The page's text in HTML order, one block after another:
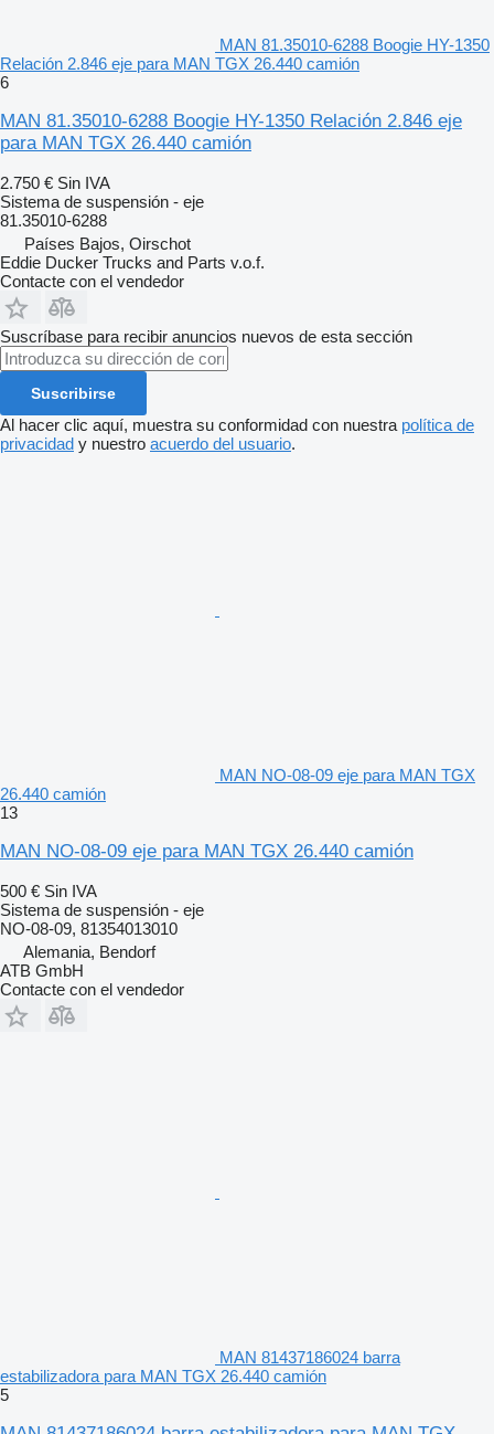
MAN 81.35010-6288 Boogie HY-1350
Relación 2.846 eje para MAN TGX 26.440 camión
6
MAN 81.35010-6288 Boogie HY-1350 Relación 2.846 eje
para MAN TGX 26.440 camión
2.750 € Sin IVA
Sistema de suspensión - eje
81.35010-6288
Países Bajos, Oirschot
Eddie Ducker Trucks and Parts v.o.f.
Contacte con el vendedor
Suscríbase para recibir anuncios nuevos de esta sección
Suscribirse
Al hacer clic aquí, muestra su conformidad con nuestra política de
privacidad y nuestro acuerdo del usuario.
MAN NO-08-09 eje para MAN TGX
26.440 camión
13
MAN NO-08-09 eje para MAN TGX 26.440 camión
500 € Sin IVA
Sistema de suspensión - eje
NO-08-09, 81354013010
Alemania, Bendorf
ATB GmbH
Contacte con el vendedor
MAN 81437186024 barra
estabilizadora para MAN TGX 26.440 camión
5